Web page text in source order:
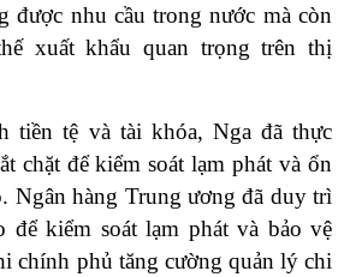
được nhu cầu trong nước mà còn
xuất khẩu quan trọng trên thị
tiền tệ và tài khóa, Nga đã thực
chặt để kiểm soát lạm phát và ổn
Ngân hàng Trung ương đã duy trì
để kiểm soát lạm phát và bảo vệ
chính phủ tăng cường quản lý chi